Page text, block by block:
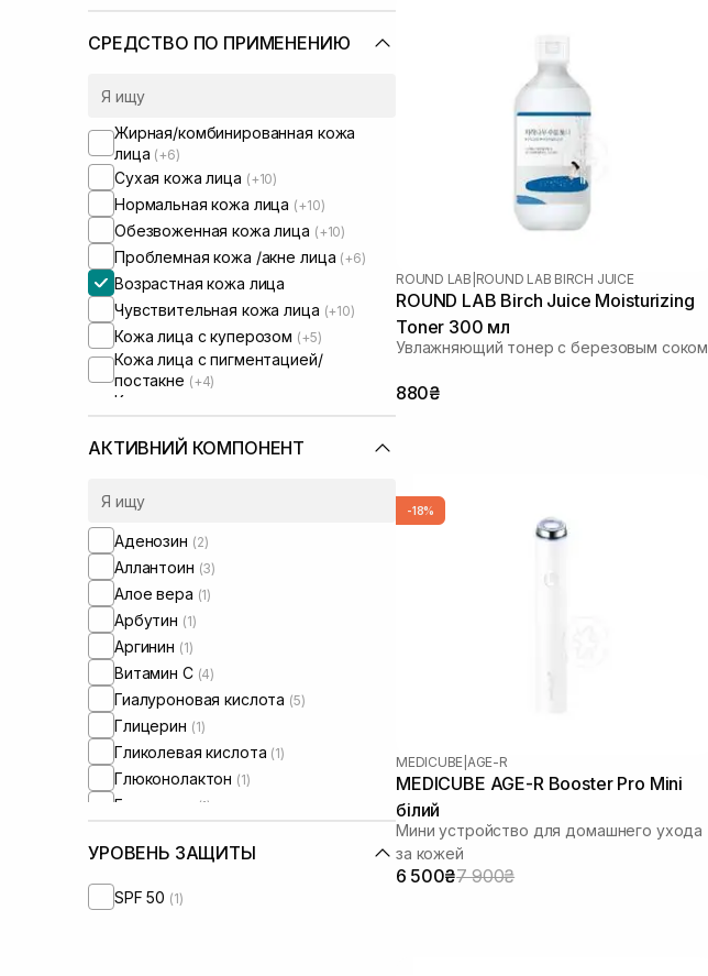
СРЕДСТВО ПО ПРИМЕНЕНИЮ
Жирная/комбинированная кожа
лица (+6)
Сухая кожа лица (+10)
Нормальная кожа лица (+10)
Обезвоженная кожа лица (+10)
Проблемная кожа /акне лица (+6)
Возрастная кожа лица
Чувствительная кожа лица (+10)
Кожа лица с куперозом (+5)
Кожа лица с пигментацией/
постакне (+4)
Кожа лица с расширенными порами
Кожа лица с нарушенным
микробиомом
Увлажняющие сыворотки для лица
(+1)
АКТИВНИЙ КОМПОНЕНТ
Аденозин (2)
Аллантоин (3)
Алое вера (1)
Арбутин (1)
Аргинин (1)
Витамин C (4)
Гиалуроновая кислота (5)
Глицерин (1)
Гликолевая кислота (1)
Глюконолактон (1)
Глутатион (1)
Экстракт моринги
Экстракт портулака
УРОВЕНЬ ЗАЩИТЫ
SPF 50 (1)
ROUND LAB ROUND LAB BIRCH JUICE
ROUND LAB Birch Juice Moisturizing
Toner 300 мл
Увлажняющий тонер с березовым соком
880₴
-18%
MEDICUBE AGE-R
MEDICUBE AGE-R Booster Pro Mini
білий
Мини устройство для домашнего ухода
за кожей
6 500₴7 900₴